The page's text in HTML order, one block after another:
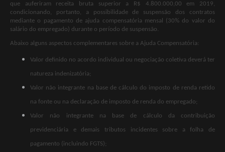
que auferiram receita bruta superior a R$ 4.800.000,00 em 2019,
condicionando, portanto, a possibilidade de suspensão dos contratos
mediante o pagamento de ajuda compensatória mensal (30% do valor do
salário do empregado) durante o período de suspensão.
Abaixo alguns aspectos complementares sobre a Ajuda Compensatória:
Valor definido no acordo individual ou negociação coletiva deverá ter
natureza indenizatória;
Valor não integrante na base de cálculo do imposto de renda retido
na fonte ou na declaração de imposto de renda do empregado;
Valor não integrante na base de cálculo da contribuição
previdenciária e demais tributos incidentes sobre a folha de
pagamento (incluindo FGTS);